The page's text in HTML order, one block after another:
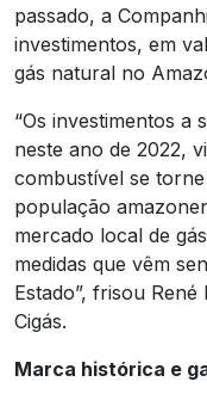
passado, a
investimentos, em
gás natural no
“Os investimentos a
neste ano de 2022,
combustível se
população
mercado local de
medidas que vêm
Estado”, frisou
Cigás.
Marca histórica e